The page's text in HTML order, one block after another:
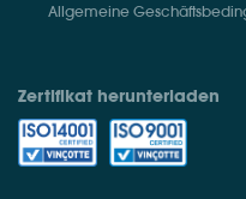
Allgemeine
Zertifikat herunterladen